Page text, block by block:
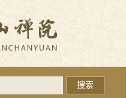
搜索